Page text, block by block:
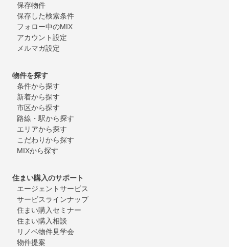
保存物件
保存した検索条件
フォロー中のMIX
アカウント設定
メルマガ設定
物件を探す
条件から探す
新着から探す
市区から探す
路線・駅から探す
エリアから探す
こだわりから探す
MIXから探す
住まい購入のサポート
エージェントサービス
サービスラインナップ
住まい購入セミナー
住まい購入相談
リノベ物件見学会
物件提案